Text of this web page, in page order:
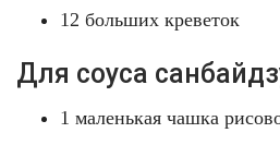
12 больших креветок
Для соуса
1 маленькая чашка